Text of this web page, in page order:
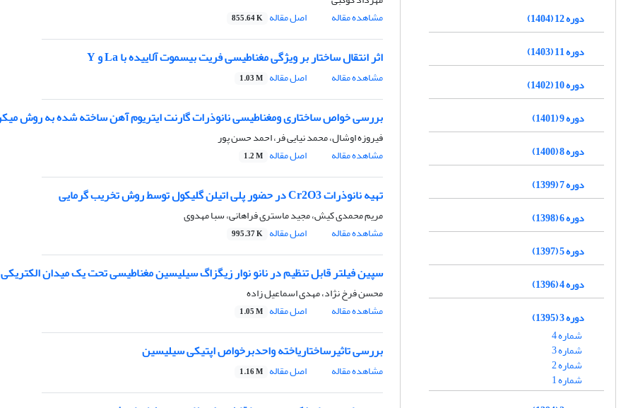
مشاهده مقاله
اصل مقاله 855.64 K
اثر انتقال ساختار بر ویژگی مغناطیسی فریت بیسموت آلاییده با La و Y
مشاهده مقاله اصل مقاله 1.03 M
بررسی خواص ساختاری ومغناطیسی نانوذرات گارنت ایتریوم آهن ساخته شده به روش
فیروزه اوشال، محمد نیایی فر، احمد حسن پور
مشاهده مقاله
اصل مقاله 1.2 M
تهیه نانوذرات Cr2O3 در حضور پلی اتیلن گلیکول توسط روش تخریب گرمایی
مریم محمدی کیش، مجید ماستری فراهانی، سبا مهدوی
مشاهده مقاله
اصل مقاله 995.37 K
سپین فیلتر قابل تنظیم در نانو نوار زیگزاگ سیلیسین مغناطیسی تحت یک میدان
محسن فرخ نژاد، مهدی اسماعیل زاده
مشاهده مقاله
اصل مقاله 1.05 M
بررسی تاثیرساختاریاخته واحدبرخواص اپتیکی سیلیسین
مشاهده مقاله اصل مقاله 1.16 M
دوره 12 (1404)
دوره 11 (1403)
دوره 10 (1402)
دوره 9 (1401)
دوره 8 (1400)
دوره 7 (1399)
دوره 6 (1398)
دوره 5 (1397)
دوره 4 (1396)
دوره 3 (1395)
شماره 4
شماره 3
شماره 2
شماره 1